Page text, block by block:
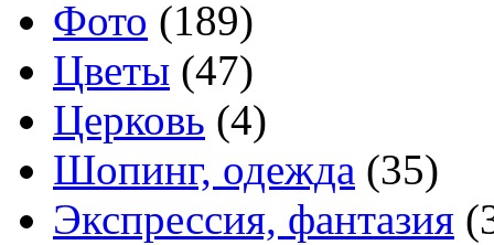
Фото (189)
Цветы (47)
Церковь (4)
Шопинг, одежда (35)
Экспрессия, фантазия